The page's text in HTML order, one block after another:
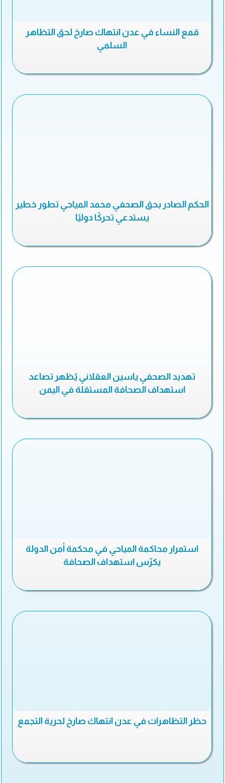
قمع النساء في عدن انتهاك صارخ لحق التظاهر
السلمي
الحكم الصادر بحق الصحفي محمد المياحي تطور خطير
يستدعي تحركًا دوليًا
تهديد الصحفي ياسين العقلاني يُظهر تصاعد
استهداف الصحافة المستقلة في اليمن
استمرار محاكمة المياحي في محكمة أمن الدولة
يكرّس استهداف الصحافة
حظر التظاهرات في عدن انتهاك صارخ لحرية التجمع